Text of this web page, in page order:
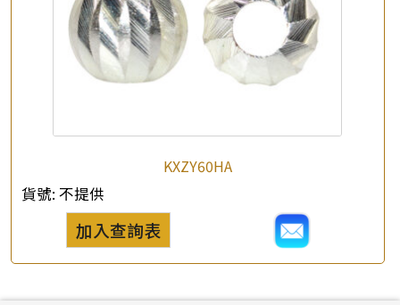
KXZY60HA
貨號: 不提供
加入查詢表